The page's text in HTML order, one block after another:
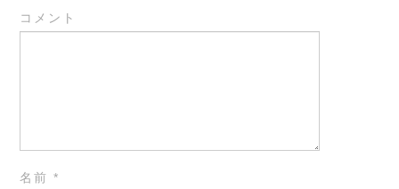
コメント
名前*